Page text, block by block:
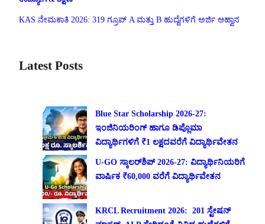
KAS ನೇಮಕಾತಿ 2026: 319 ಗ್ರೂಪ್ A ಮತ್ತು B ಹುದ್ದೆಗಳಿಗೆ ಅರ್ಜಿ ಆಹ್ವಾನ
Latest Posts
Blue Star Scholarship 2026-27:
ಇಂಜಿನಿಯರಿಂಗ್ ಹಾಗೂ ಡಿಪ್ಲೊಮಾ
ವಿದ್ಯಾರ್ಥಿಗಳಿಗೆ ₹1 ಲಕ್ಷದವರೆಗೆ ವಿದ್ಯಾರ್ಥಿವೇತನ
U-GO ಸ್ಕಾಲರ್‌ಶಿಪ್ 2026-27: ವಿದ್ಯಾರ್ಥಿನಿಯರಿಗೆ
ವಾರ್ಷಿಕ ₹60,000 ವರೆಗೆ ವಿದ್ಯಾರ್ಥಿವೇತನ
KRCL Recruitment 2026: 201 ಸ್ಟೇಷನ್